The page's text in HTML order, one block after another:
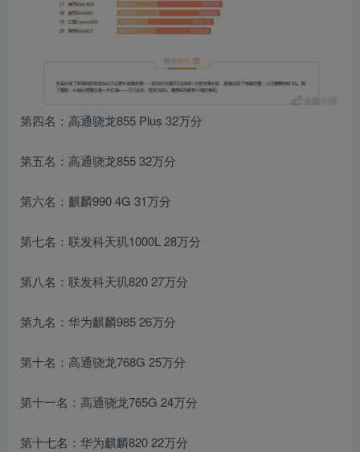
第四名：高通骁龙855 Plus 32万分
第五名：高通骁龙855 32万分
第六名：麒麟990 4G 31万分
第七名：联发科天玑1000L 28万分
第八名：联发科天玑820 27万分
第九名：华为麒麟985 26万分
第十名：高通骁龙768G 25万分
第十一名：高通骁龙765G 24万分
第十七名：华为麒麟820 22万分